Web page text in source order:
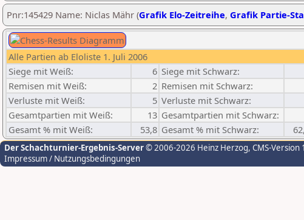
Pnr:145429 Name: Niclas Mähr (Grafik Elo-Zeitreihe, Grafik Partie-
Alle Partien ab Eloliste 1. Juli 2006
Siege mit Weiß:
6 Siege mit Schwarz:
Remisen mit Weiß:
2 Remisen mit Schwarz:
Verluste mit Weiß:
5 Verluste mit Schwarz:
Gesamtpartien mit Weiß:
13 Gesamtpartien mit Schwarz:
Gesamt % mit Weiß:
53,8 Gesamt % mit Schwarz:
Der Schachturnier-Ergebnis-Server© 2006-2026 Heinz Herzog, CMS-
Impressum / Nutzungsbedingungen